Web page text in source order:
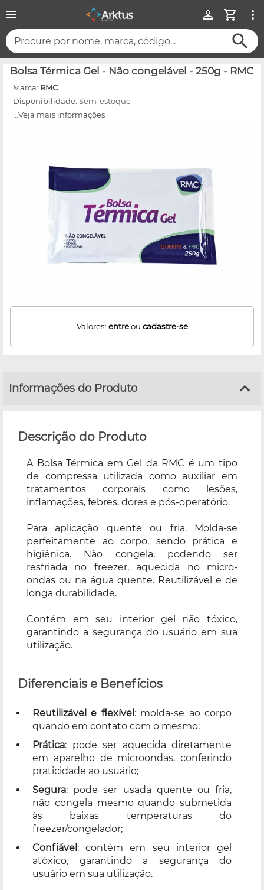
Procure por nome, marca, código...
Bolsa Térmica Gel - Não congelável - 250g - RMC
Marca: RMC
Disponibilidade: Sem-estoque
...Veja mais informações
Valores: entreou cadastre-se
Informações do Produto
Descrição do Produto
A Bolsa Térmica em Gel da RMC é um tipo
de compressa utilizada como auxiliar em
tratamentos corporais como lesões,
inflamações, febres, dores e pós-operatório.
Para aplicação quente ou fria. Molda-se
perfeitamente ao corpo, sendo prática e
higiênica. Não congela, podendo ser
resfriada no freezer, aquecida no micro-
ondas ou na água quente. Reutilizável e de
longa durabilidade.
Contém em seu interior gel não tóxico,
garantindo a segurança do usuário em sua
utilização.
Diferenciais e Benefícios
Reutilizável e flexível : molda-se ao corpo
quando em contato com o mesmo;
Prática: pode ser aquecida diretamente
em aparelho de microondas, conferindo
praticidade ao usuário;
Segura: pode ser usada quente ou fria,
não congela mesmo quando submetida
às baixas temperaturas do
freezer/congelador;
Confiável : contém em seu interior gel
atóxico, garantindo a segurança do
usuário em sua utilização.